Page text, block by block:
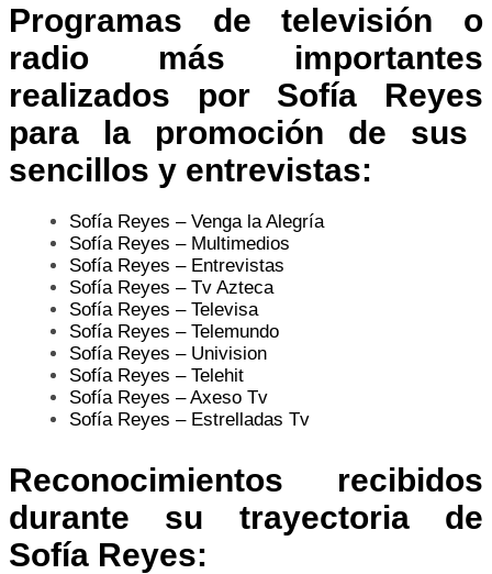
Programas de televisión o
radio más importantes
realizados por Sofía Reyes
para la promoción de sus
sencillos y entrevistas:
Sofía Reyes – Venga la Alegría
Sofía Reyes – Multimedios
Sofía Reyes – Entrevistas
Sofía Reyes – Tv Azteca
Sofía Reyes – Televisa
Sofía Reyes – Telemundo
Sofía Reyes – Univision
Sofía Reyes – Telehit
Sofía Reyes – Axeso Tv
Sofía Reyes – Estrelladas Tv
Reconocimientos recibidos
durante su trayectoria de
Sofía Reyes: